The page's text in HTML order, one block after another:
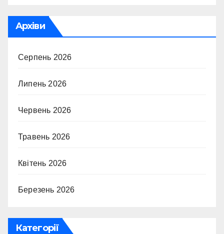
Архіви
Серпень 2026
Липень 2026
Червень 2026
Травень 2026
Квітень 2026
Березень 2026
Категорії